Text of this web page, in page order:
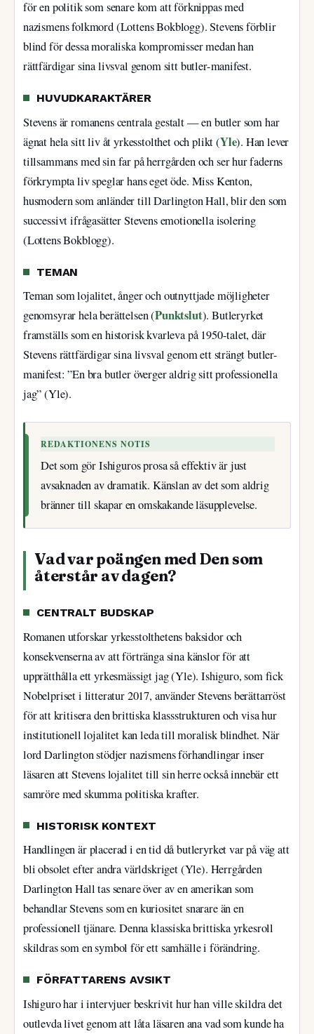
för en politik som senare kom att förknippas med
nazismens folkmord (Lottens Bokblogg). Stevens förblir
blind för dessa moraliska kompromisser medan han
rättfärdigar sina livsval genom sitt butler-manifest.
HUVUDKARAKTÄRER
Stevens är romanens centrala gestalt — en butler som har
ägnat hela sitt liv åt yrkesstolthet och plikt (Yle). Han lever
tillsammans med sin far på herrgården och ser hur faderns
förkrympta liv speglar hans eget öde. Miss Kenton,
husmodern som anländer till Darlington Hall, blir den som
successivt ifrågasätter Stevens emotionella isolering
(Lottens Bokblogg).
TEMAN
Teman som lojalitet, ånger och outnyttjade möjligheter
genomsyrar hela berättelsen (Punktslut). Butleryrket
framställs som en historisk kvarleva på 1950-talet, där
Stevens rättfärdigar sina livsval genom ett strängt butler-
manifest: ”En bra butler överger aldrig sitt professionella
jag” (Yle).
REDAKTIONENS NOTIS
Det som gör Ishiguros prosa så effektiv är just
avsaknaden av dramatik. Känslan av det som aldrig
bränner till skapar en omskakande läsupplevelse.
Vad var poängen med Den som
återstår av dagen?
CENTRALT BUDSKAP
Romanen utforskar yrkesstolthetens baksidor och
konsekvenserna av att förtränga sina känslor för att
upprätthålla ett yrkesmässigt jag (Yle). Ishiguro, som fick
Nobelpriset i litteratur 2017, använder Stevens berättarröst
för att kritisera den brittiska klassstrukturen och visa hur
institutionell lojalitet kan leda till moralisk blindhet. När
lord Darlington stödjer nazismens förhandlingar inser
läsaren att Stevens lojalitet till sin herre också innebär ett
samröre med skumma politiska krafter.
HISTORISK KONTEXT
Handlingen är placerad i en tid då butleryrket var på väg att
bli obsolet efter andra världskriget (Yle). Herrgården
Darlington Hall tas senare över av en amerikan som
behandlar Stevens som en kuriositet snarare än en
professionell tjänare. Denna klassiska brittiska yrkesroll
skildras som en symbol för ett samhälle i förändring.
FÖRFATTARENS AVSIKT
Ishiguro har i intervjuer beskrivit hur han ville skildra det
outlevda livet genom att låta läsaren ana vad som kunde ha